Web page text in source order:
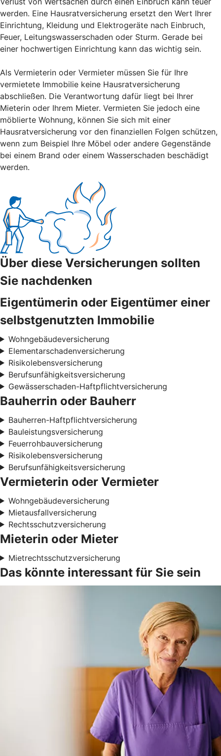
werden. Eine Hausratversicherung ersetzt den Wert Ihrer
Einrichtung, Kleidung und Elektrogeräte nach Einbruch,
Feuer, Leitungswasserschaden oder Sturm. Gerade bei
einer hochwertigen Einrichtung kann das wichtig sein.
Als Vermieterin oder Vermieter müssen Sie für Ihre
vermietete Immobilie keine Hausratversicherung
abschließen. Die Verantwortung dafür liegt bei Ihrer
Mieterin oder Ihrem Mieter. Vermieten Sie jedoch eine
möblierte Wohnung, können Sie sich mit einer
Hausratversicherung vor den finanziellen Folgen schützen,
wenn zum Beispiel Ihre Möbel oder andere Gegenstände
bei einem Brand oder einem Wasserschaden beschädigt
werden.
Über diese Versicherungen sollten
Sie nachdenken
Eigentümerin oder Eigentümer einer
selbstgenutzten Immobilie
Wohngebäudeversicherung
Elementarschadenversicherung
Risikolebensversicherung
Berufsunfähigkeitsversicherung
Gewässerschaden-Haftpflichtversicherung
Bauherrin oder Bauherr
Bauherren-Haftpflichtversicherung
Bauleistungsversicherung
Feuerrohbauversicherung
Risikolebensversicherung
Berufsunfähigkeitsversicherung
Vermieterin oder Vermieter
Wohngebäudeversicherung
Mietausfallversicherung
Rechtsschutzversicherung
Mieterin oder Mieter
Mietrechtsschutzversicherung
Das könnte interessant für Sie sein